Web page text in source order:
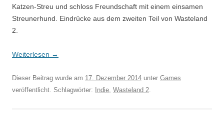
Katzen-Streu und schloss Freundschaft mit einem einsamen
Streunerhund. Eindrücke aus dem zweiten Teil von Wasteland
2.
Weiterlesen →
Dieser Beitrag wurde am 17. Dezember 2014 unter Games
veröffentlicht. Schlagwörter:
Indie, Wasteland 2.